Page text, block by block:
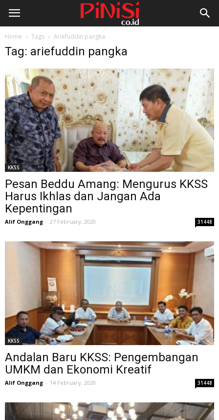
Home Tags Ariefuddin pangka
Tag: ariefuddin pangka
KKSS
Pesan Beddu Amang: Mengurus KKSS
Harus Ikhlas dan Jangan Ada
Kepentingan
Alif Onggang - 27 February, 2020 31448
KKSS
Andalan Baru KKSS: Pengembangan
UMKM dan Ekonomi Kreatif
Alif Onggang - 14 February, 2020 31448